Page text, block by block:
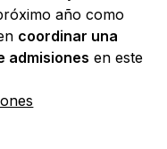
año como
coordinar una
admisiones en este